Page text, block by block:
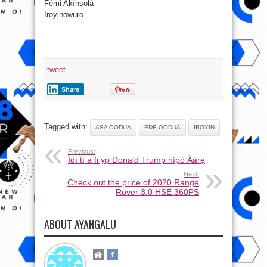
Fẹ́mi Akínṣọlá
Iroyinowuro
tweet
Share
Tagged with: ASA OODUA EDE OODUA IROYIN
Previous:
Ìdí tí a fi yọ Donald Trump nípò Ààrẹ
Next:
Check out the price of 2020 Range
Rover 3.0 HSE 360PS
ABOUT AYANGALU